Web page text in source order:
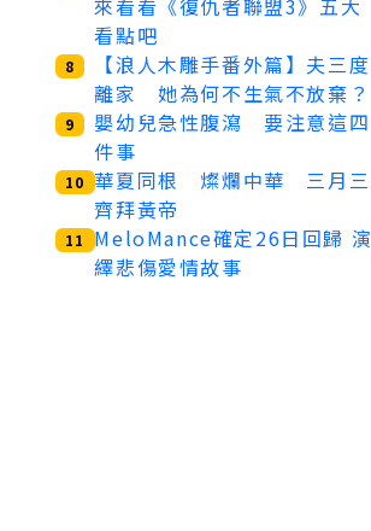
來看看《復仇者聯盟3》五大
看點吧
8
【浪人木雕手番外篇】夫三度
離家 她為何不生氣不放棄？
9
嬰幼兒急性腹瀉 要注意這四
件事
10 華夏同根 燦爛中華 三月三
齊拜黃帝
11
MeloMance確定26日回歸 演
繹悲傷愛情故事